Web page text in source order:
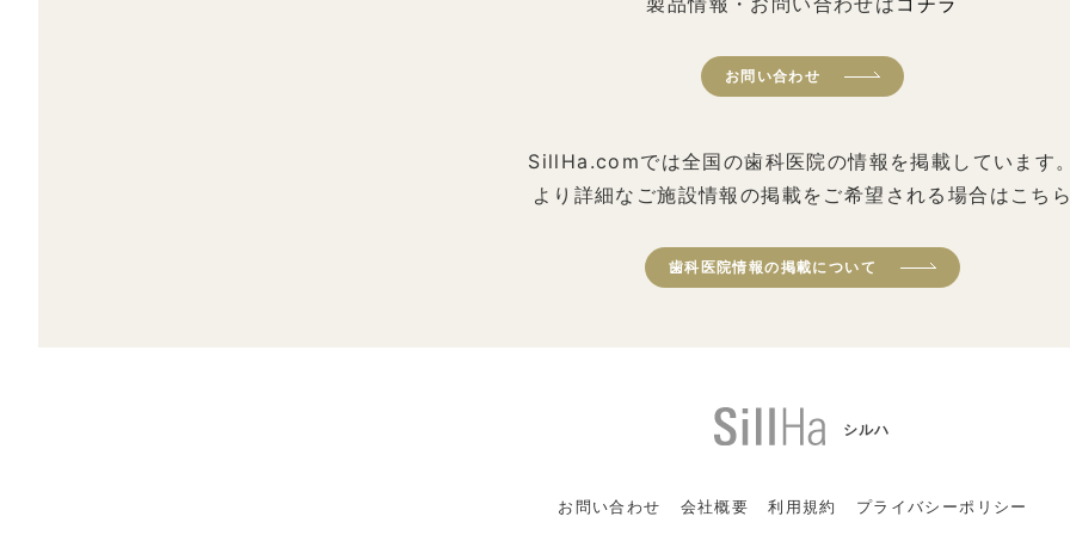
お問い合わせ
SillHa.comでは全国の歯科医院の情報を掲載しています
より詳細なご施設情報の掲載をご希望される場合はこち
歯科医院情報の掲載について
シルハ
お問い合わせ 会社概要 利用規約 プライバシーポリシー